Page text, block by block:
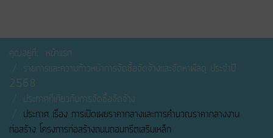
คุณอยู่ที่: หน้าแรก
รายการและความก้าวหน้าการจัดซื้อจัดจ้างและจัดหาพัสดุ ประจำปี
2568
ประกาศที่เกี่ยวกับการจัดซื้อจัดจ้าง
ประกาศ เรื่อง การเปิดเผยราคากลางและการคำนวณราคากลางงาน
ก่อสร้าง โครงการก่อสร้างถนนถอนกรีตเสริมเหล็ก